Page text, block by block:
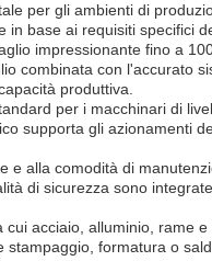
per gli ambienti di
base ai requisiti specifici
impressionante fino a
combinata con l'accurato
produttiva.
per i macchinari di
supporta gli azionamenti
alla comodità di
di sicurezza sono
acciaio, alluminio, rame
formatura o